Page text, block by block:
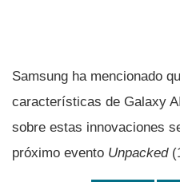
Samsung ha mencionado
características de Galaxy
sobre estas innovaciones
próximo evento Unpacked